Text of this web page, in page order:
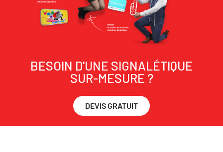
BESOIN D'UNE SIGNALÉTIQUE
SUR-MESURE ?
DEVIS GRATUIT